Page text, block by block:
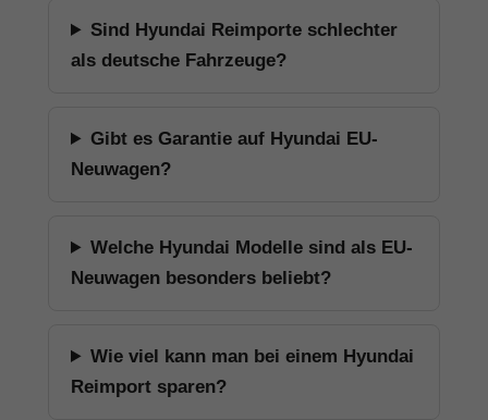
Sind Hyundai Reimporte schlechter
als deutsche Fahrzeuge?
Gibt es Garantie auf Hyundai EU-
Neuwagen?
Welche Hyundai Modelle sind als EU-
Neuwagen besonders beliebt?
Wie viel kann man bei einem Hyundai
Reimport sparen?